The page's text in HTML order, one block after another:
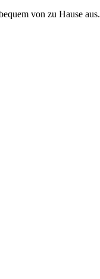
von zu Hause aus.